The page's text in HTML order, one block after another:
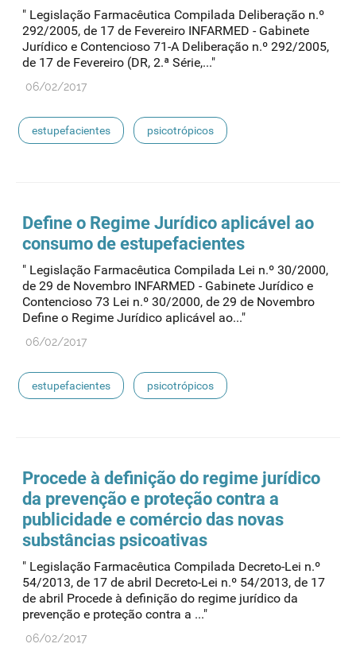
" Legislação Farmacêutica Compilada Deliberação n.º
292/2005, de 17 de Fevereiro INFARMED - Gabinete
Jurídico e Contencioso 71-A Deliberação n.º 292/2005,
de 17 de Fevereiro (DR, 2.ª Série,..."
06/02/2017
estupefacientes psicotrópicos
Define o Regime Jurídico aplicável ao
consumo de estupefacientes
" Legislação Farmacêutica Compilada Lei n.º 30/2000,
de 29 de Novembro INFARMED - Gabinete Jurídico e
Contencioso 73 Lei n.º 30/2000, de 29 de Novembro
Define o Regime Jurídico aplicável ao..."
06/02/2017
estupefacientes psicotrópicos
Procede à definição do regime jurídico
da prevenção e proteção contra a
publicidade e comércio das novas
substâncias psicoativas
" Legislação Farmacêutica Compilada Decreto-Lei n.º
54/2013, de 17 de abril Decreto-Lei n.º 54/2013, de 17
de abril Procede à definição do regime jurídico da
prevenção e proteção contra a ..."
06/02/2017